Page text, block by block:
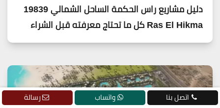
دليل مشاريع راس الحكمة الساحل الشمالي 19839
Ras El Hikma كل ما تحتاج معرفته قبل الشراء
اتصل بنا واتساب رسالة